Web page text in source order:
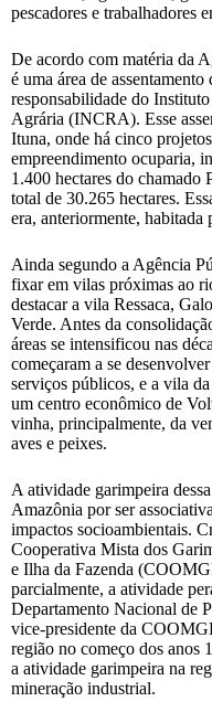
pescadores e trabalhadores
De acordo com matéria da
é uma área de
responsabilidade do
Agrária (INCRA). Esse
Ituna, onde há cinco
empreendimento ocuparia,
1.400 hectares do chamado
total de 30.265 hectares.
era, anteriormente, habitada
Ainda segundo a Agência
fixar em vilas próximas ao
destacar a vila Ressaca,
Verde. Antes da
áreas se intensificou nas
começaram a se
serviços públicos, e a vila
um centro econômico de
vinha, principalmente, da
aves e peixes.
A atividade garimpeira
Amazônia por ser
impactos socioambientais.
Cooperativa Mista dos
e Ilha da Fazenda
parcialmente, a atividade
Departamento Nacional de
vice-presidente da
região no começo dos anos
a atividade garimpeira na
mineração industrial.